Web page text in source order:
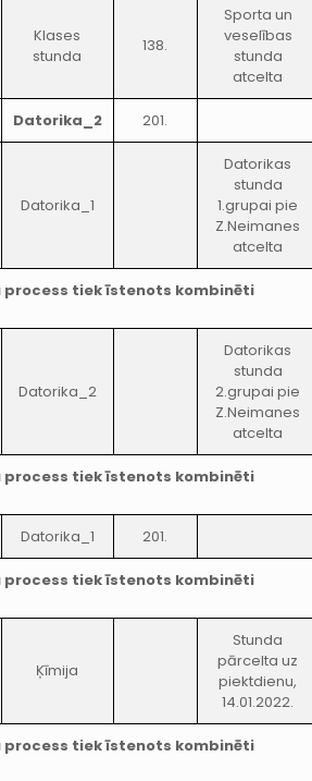
Klases
stunda
138.
Sporta un
veselības
stunda
atcelta
Datorika_2 201.
Datorika_1
Datorikas
stunda
1.grupai pie
Z.Neimanes
atcelta
process tiek īstenots kombinēti
Datorika_2
Datorikas
stunda
2.grupai pie
Z.Neimanes
atcelta
process tiek īstenots kombinēti
Datorika_1 201.
process tiek īstenots kombinēti
Ķīmija
Stunda
pārcelta uz
piektdienu,
14.01.2022.
process tiek īstenots kombinēti